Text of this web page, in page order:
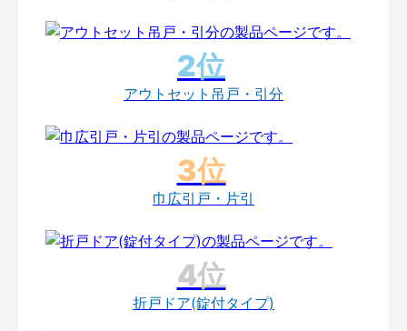
アウトセット吊戸・引分
巾広引戸・片引
折戸ドア(錠付タイプ)